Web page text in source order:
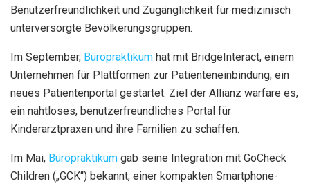
Benutzerfreundlichkeit und Zugänglichkeit für medizinisch
unterversorgte Bevölkerungsgruppen.
Im September, Büropraktikum hat mit BridgeInteract, einem
Unternehmen für Plattformen zur Patienteneinbindung, ein
neues Patientenportal gestartet. Ziel der Allianz warfare es,
ein nahtloses, benutzerfreundliches Portal für
Kinderarztpraxen und ihre Familien zu schaffen.
Im Mai, Büropraktikum gab seine Integration mit GoCheck
Children („GCK“) bekannt, einer kompakten Smartphone-